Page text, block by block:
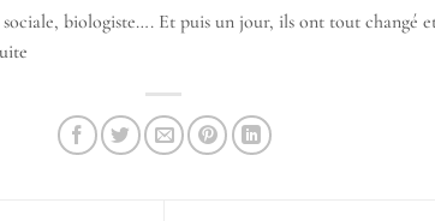
biologiste…. Et puis un jour, ils ont tout changé